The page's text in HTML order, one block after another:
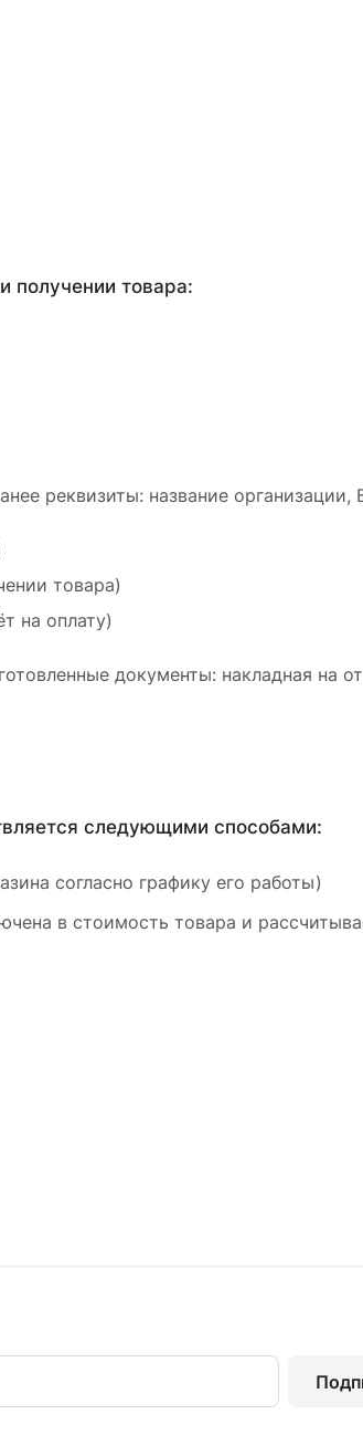
получении товара:
реквизиты: название
товара)
на оплату)
документы: накладная на
следующими способами:
согласно графику его работы)
в стоимость товара и